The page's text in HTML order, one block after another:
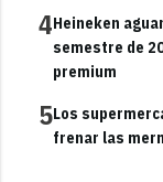
4Heineken
semestre de
premium
5Los
frenar las